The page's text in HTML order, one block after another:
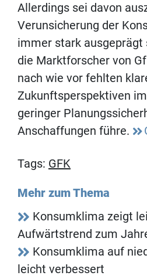
Allerdings sei davon
Verunsicherung der
immer stark ausgeprägt
die Marktforscher von
nach wie vor fehlten
Zukunftsperspektiven
geringer
Anschaffungen führe.
Tags: GFK
Mehr zum Thema
Konsumklima zeigt
Aufwärtstrend zum
Konsumklima auf
leicht verbessert